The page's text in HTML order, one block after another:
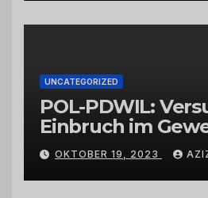
UNCATEGORIZED
POL-PDWIL:
Einbruch im
Wittlich
OKTOBER 19, 2023